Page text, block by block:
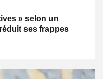
» selon un
ses frappes